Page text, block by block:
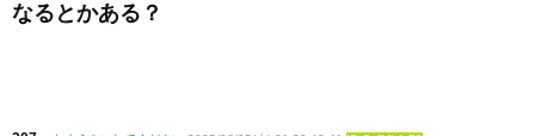
なるとかある？